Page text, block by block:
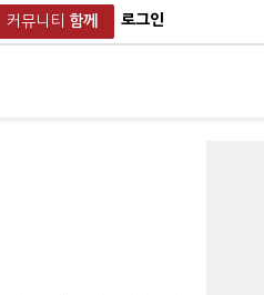
커뮤니티 함께 로그인